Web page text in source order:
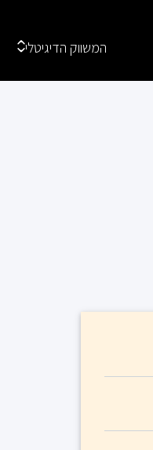
המשווק הדיגיטלי